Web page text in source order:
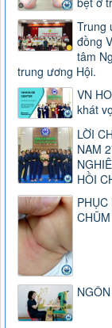
Trung
đồng
tâm
trung ương Hội.
VN
khát
LỜI
NAM
HỒI